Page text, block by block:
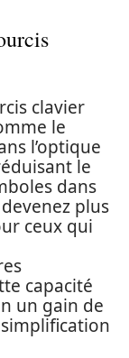
clavier
le
l’optique
le
dans
plus
ceux qui
capacité
un gain de